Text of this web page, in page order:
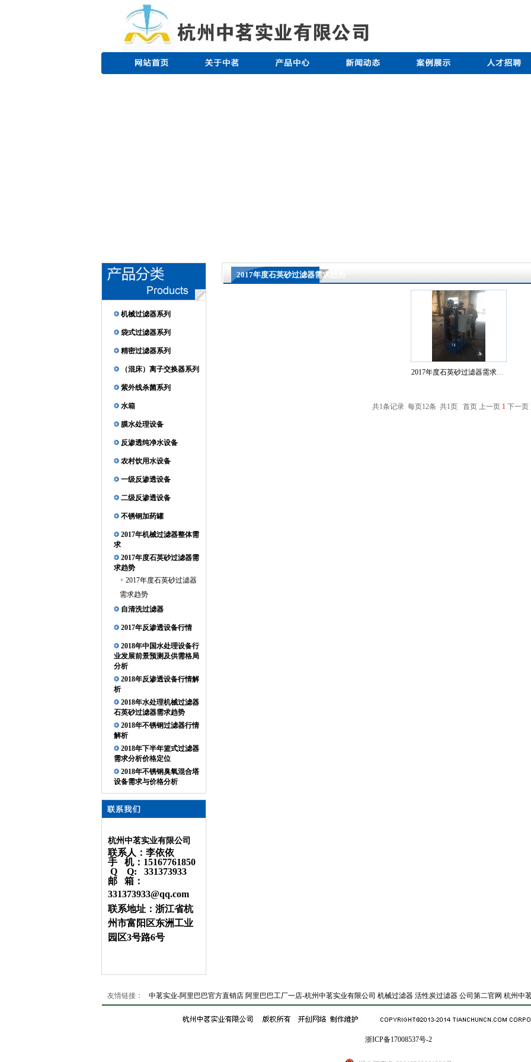
机械过滤器系列
袋式过滤器系列
精密过滤器系列
（混床）离子交换器系列
紫外线杀菌系列
水箱
膜水处理设备
反渗透纯净水设备
农村饮用水设备
一级反渗透设备
二级反渗透设备
不锈钢加药罐
2017年机械过滤器整体需
求
2017年度石英砂过滤器需
求趋势
+ 2017年度石英砂过滤器
需求趋势
自清洗过滤器
2017年反渗透设备行情
2018年中国水处理设备行
业发展前景预测及供需格局
分析
2018年反渗透设备行情解
析
2018年水处理机械过滤器
石英砂过滤器需求趋势
2018年不锈钢过滤器行情
解析
2018年下半年篮式过滤器
需求分析价格定位
2018年不锈钢臭氧混合塔
设备需求与价格分析
杭州中茗实业有限公司
联系人：李依依
手 机：15167761850
Q Q: 331373933
邮 箱：
331373933@qq.com
联系地址：浙江省杭
州市富阳区东洲工业
园区3号路6号
2017年度石英砂过滤器需求趋势
2017年度石英砂过滤器需求趋势
共1条记录 每页12条 共1页 首页 上一页 1 下一页
友情链接： 中茗实业-阿里巴巴官方直销店 阿里巴巴工厂一店-杭州中茗实业有限公司 机械过滤器 活性炭过滤器 公司第二官网 杭州中
浙ICP备17008537号-2